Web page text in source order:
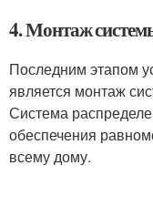
4. Монтаж
Последним этапом
является монтаж
Система
обеспечения
всему дому.